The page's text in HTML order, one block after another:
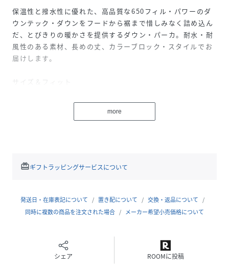
保温性と撥水性に優れた、高品質な650フィル・パワーのダ
ウンテック・ダウンをフードから裾まで惜しみなく詰め込ん
だ、とびきりの暖かさを提供するダウン・パーカ。耐水・耐
風性のある素材、長めの丈、カラーブロック・スタイルでお
届けします。
サイズ＆フィット
中程度の厚さのレイヤーとのコーディネートをお勧めします
中綿：加工のないダウンより水分を吸収しにくく、速乾性、
前後ヨーク、袖口、ポケットの入り口などの別布部分：ナイ
ロン100%製
耐水性：あり
more
redeemギフトラッピングサービスについて
発送日・在庫表記について 置き配について
交換・返品について
同時に複数の商品を注文された場合
メーカー希望小売価格について
シェア ROOMに投稿